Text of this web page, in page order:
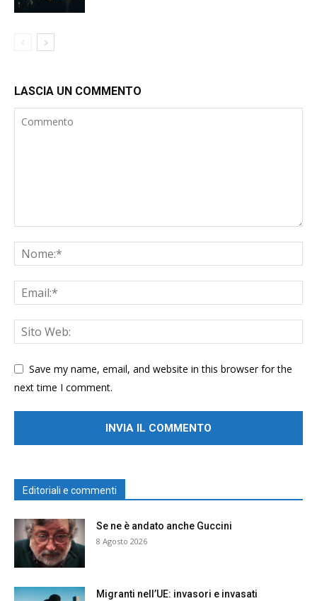
LASCIA UN COMMENTO
Save my name, email, and website in this browser for the
next time I comment.
Editoriali e commenti
Se ne è andato anche Guccini
8 Agosto 2026
Migranti nell’UE: invasori e invasati